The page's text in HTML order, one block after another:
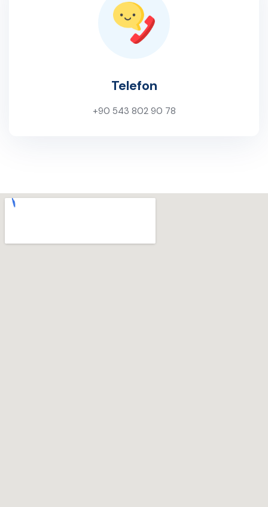
Telefon
+90 543 802 90 78